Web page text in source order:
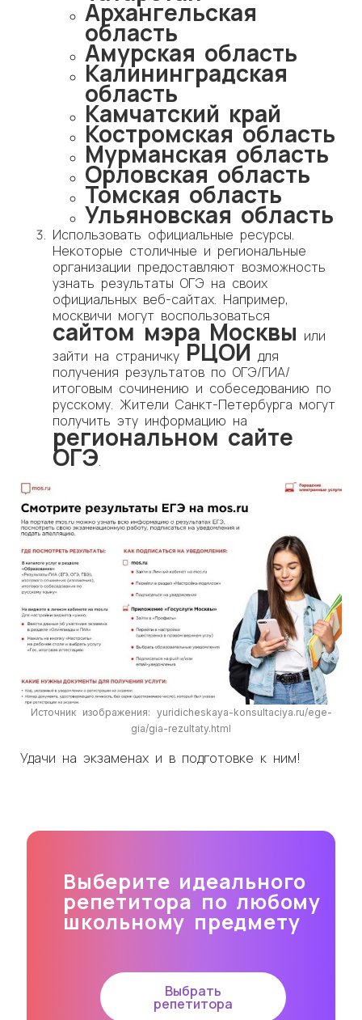
Архангельская
область
Амурская область
Калининградская
область
Камчатский край
Костромская область
Мурманская область
Орловская область
Томская область
Ульяновская область
Использовать официальные ресурсы.
Некоторые столичные и региональные
организации предоставляют возможность
узнать результаты ОГЭ на своих
официальных веб-сайтах. Например,
москвичи могут воспользоваться
сайтом мэра Москвы или
зайти на страничку РЦОИ для
получения результатов по ОГЭ/ГИА/
итоговым сочинению и собеседованию по
русскому. Жители Санкт-Петербурга могут
получить эту информацию на
региональном сайте
ОГЭ.
Источник изображения: yuridicheskaya-konsultaciya.ru/ege-
gia/gia-rezultaty.html
Удачи на экзаменах и в подготовке к ним!
Выберите идеального
репетитора по любому
школьному предмету
Выбрать
репетитора